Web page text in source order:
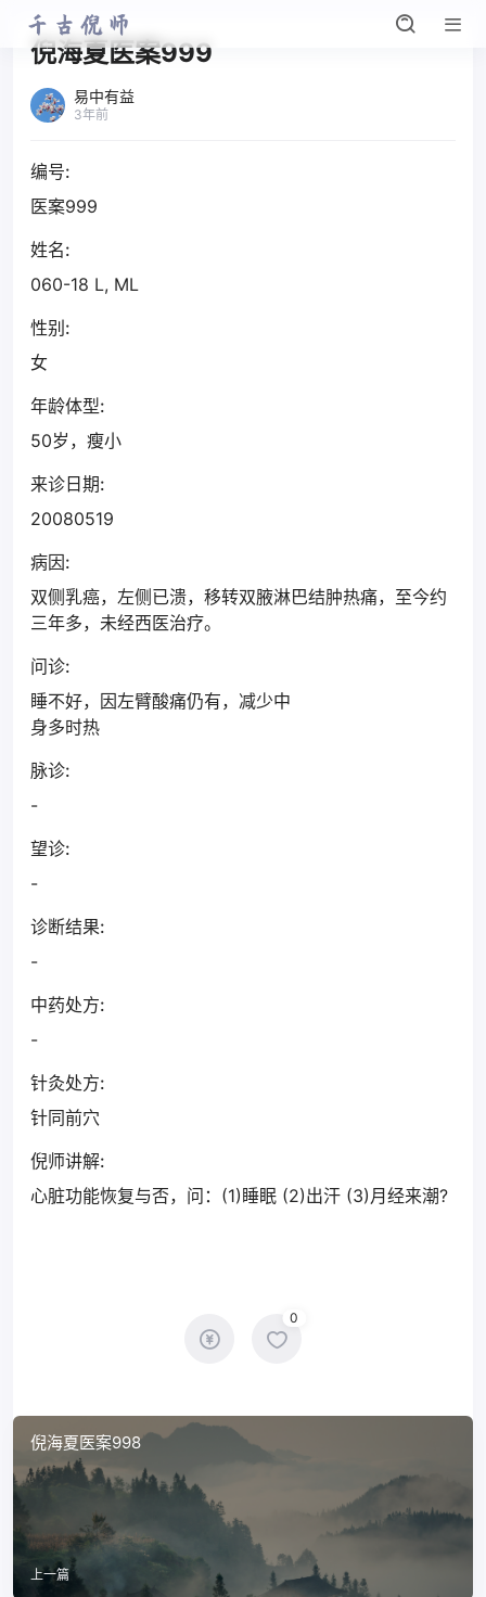
倪海夏医案999
易中有益
3年前
编号:
医案999
姓名:
060-18 L, ML
性别:
女
年龄体型:
50岁，瘦小
来诊日期:
20080519
病因:
双侧乳癌，左侧已溃，移转双腋淋巴结肿热痛，至今约
三年多，未经西医治疗。
问诊:
睡不好，因左臂酸痛仍有，减少中
身多时热
脉诊:
-
望诊:
-
诊断结果:
-
中药处方:
-
针灸处方:
针同前穴
倪师讲解:
心脏功能恢复与否，问：(1)睡眠 (2)出汗 (3)月经来潮?
0
倪海夏医案998
上一篇